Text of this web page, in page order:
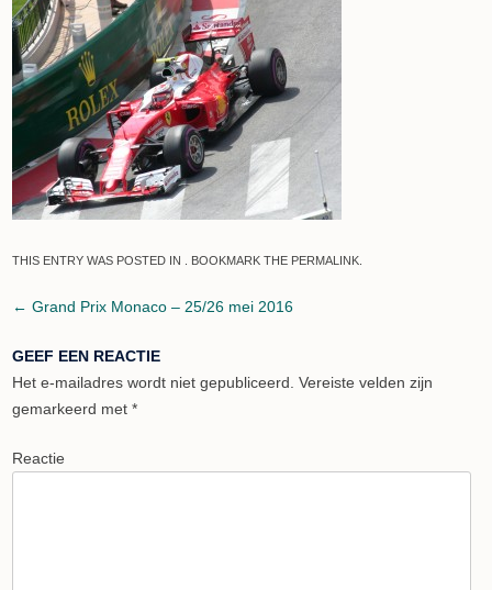
THIS ENTRY WAS POSTED IN . BOOKMARK THE PERMALINK.
Post navigation
← Grand Prix Monaco – 25/26 mei 2016
GEEF EEN REACTIE
Het e-mailadres wordt niet gepubliceerd. Vereiste velden zijn
gemarkeerd met *
Reactie